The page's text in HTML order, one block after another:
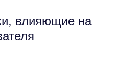
влияющие на